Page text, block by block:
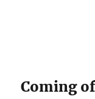
Coming